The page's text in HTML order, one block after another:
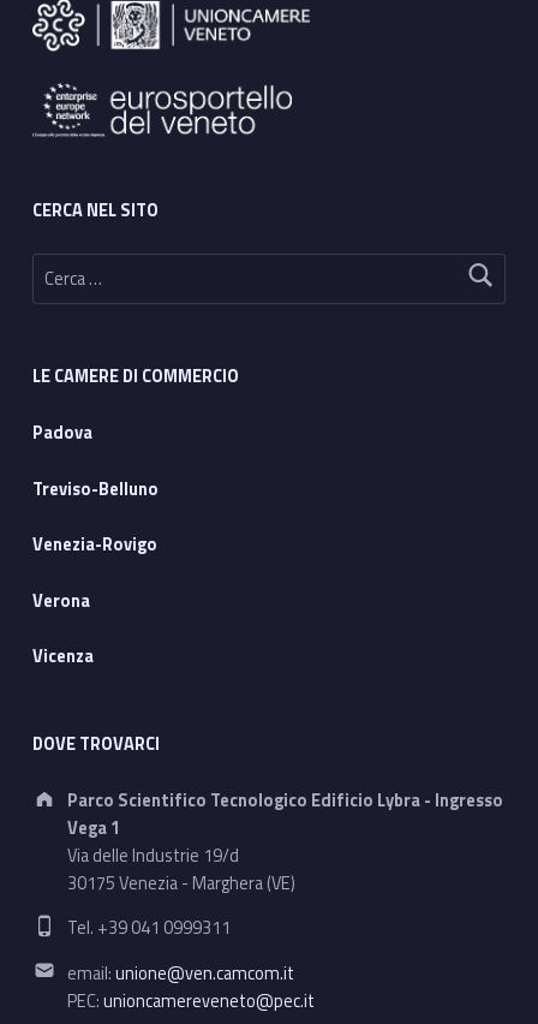
CERCA NEL SITO
Ricerca per:
LE CAMERE DI COMMERCIO
Padova
Treviso-Belluno
Venezia-Rovigo
Verona
Vicenza
DOVE TROVARCI
Address:
Parco Scientifico Tecnologico Edificio Lybra - Ingresso
Vega 1
Via delle Industrie 19/d
30175 Venezia - Marghera (VE)
Phone number:
Tel. +39 041 0999311
Email address:
email:unione@ven.camcom.it
PEC:unioncamereveneto@pec.it